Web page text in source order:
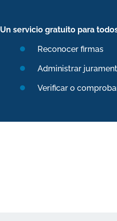
Un servicio gratuito para
Reconocer firmas
Administrar
Verificar o